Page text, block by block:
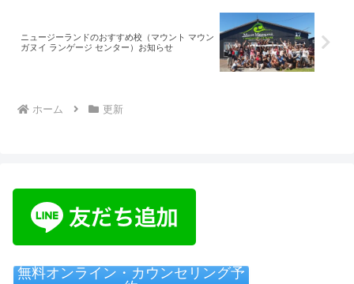
ニュージーランドのおすすめ校（マウント マウン
ガヌイ ランゲージ センター）お知らせ
ホーム 更新
無料オンライン・カウンセリング予